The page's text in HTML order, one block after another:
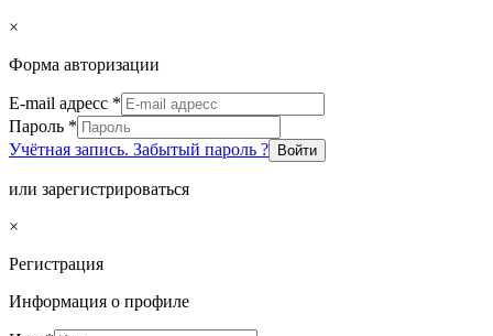
×
Форма авторизации
E-mail адресс *
Пароль *
Учётная запись. Забытый пароль ?
Войти
или зарегистрироваться
×
Регистрация
Информация о профиле